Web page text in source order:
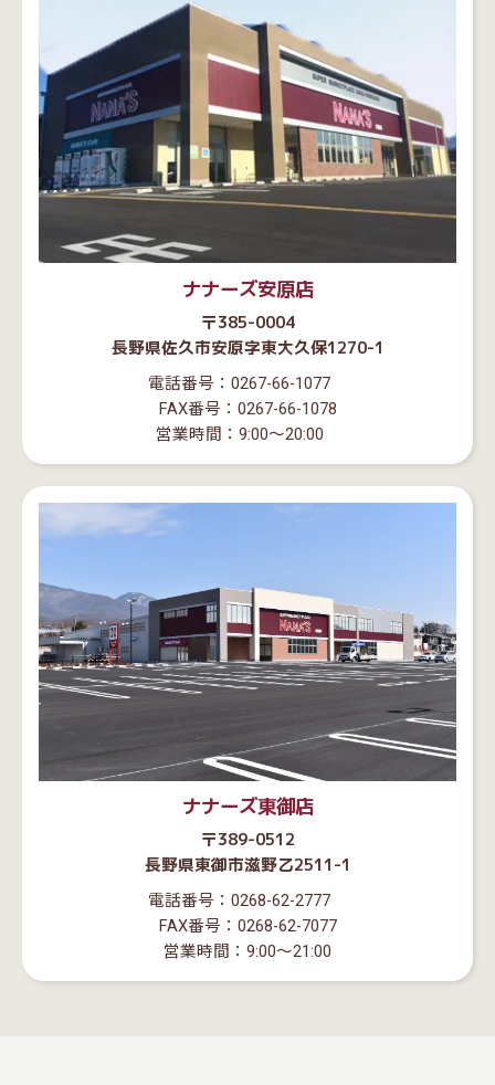
ナナーズ安原店
〒385-0004
長野県佐久市安原字東大久保1270-1
電話番号：0267-66-1077
FAX番号：0267-66-1078
営業時間：9:00～20:00
ナナーズ東御店
〒389-0512
長野県東御市滋野乙2511-1
電話番号：0268-62-2777
FAX番号：0268-62-7077
営業時間：9:00～21:00